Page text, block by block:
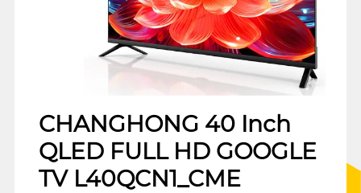
CHANGHONG 40 Inch
QLED FULL HD GOOGLE
TV L40QCN1_CME